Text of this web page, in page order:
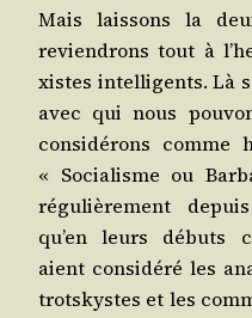
Mais lais­sons la
revien­drons tout à
xistes intel­li­gents. Là
avec qui nous
consi­dé­rons comme
« Socia­lisme ou
régu­liè­re­ment
qu’en leurs débuts
aient consi­dé­ré les
trots­kystes et les